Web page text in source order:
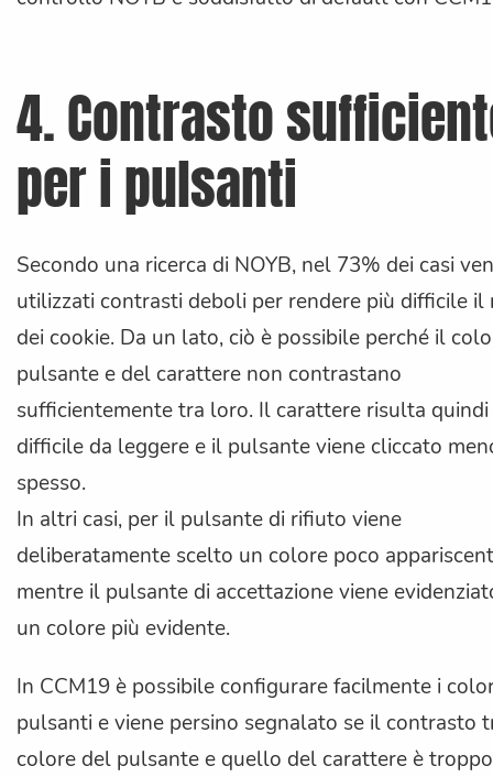
4. Contrasto
per i pulsanti
Secondo una ricerca di NOYB, nel 73% dei casi
utilizzati contrasti deboli per rendere più difficile il
dei cookie. Da un lato, ciò è possibile perché il
pulsante e del carattere non contrastano
sufficientemente tra loro. Il carattere risulta quindi
difficile da leggere e il pulsante viene cliccato
spesso.
In altri casi, per il pulsante di rifiuto viene
deliberatamente scelto un colore poco
mentre il pulsante di accettazione viene
un colore più evidente.
In CCM19 è possibile configurare facilmente i
pulsanti e viene persino segnalato se il contrasto
colore del pulsante e quello del carattere è troppo